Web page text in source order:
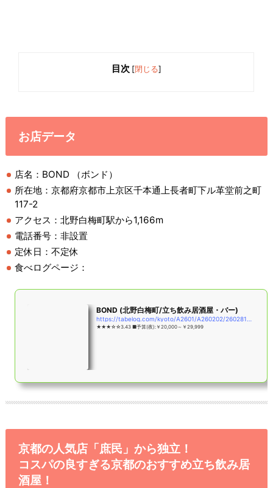
目次 [閉じる]
お店データ
店名：BOND （ボンド）
所在地：京都府京都市上京区千本通上長者町下ル革堂前之町
117-2
アクセス：北野白梅町駅から1,166m
電話番号：非設置
定休日：不定休
食べログページ：
BOND (北野白梅町/立ち飲み居酒屋・バー)
★★★☆☆3.43 ■予算(夜):￥20,000～￥29,999
京都の人気店「庶民」から独立！
コスパの良すぎる京都のおすすめ立ち飲み居
酒屋！